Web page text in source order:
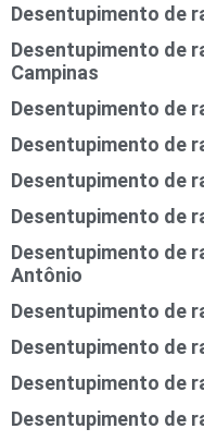
Desentupimento de
Desentupimento de
Campinas
Desentupimento de
Desentupimento de
Desentupimento de
Desentupimento de
Desentupimento de
Antônio
Desentupimento de
Desentupimento de
Desentupimento de
Desentupimento de